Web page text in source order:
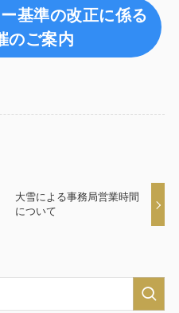
基準の改正に係る
のご案内
大雪による事務局営業時間
について